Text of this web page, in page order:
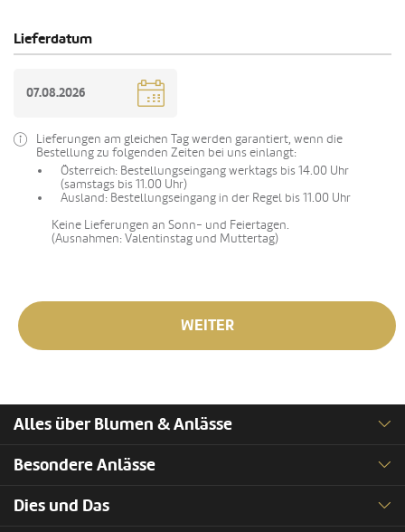
Lieferdatum
Lieferungen am gleichen Tag werden garantiert, wenn die
Bestellung zu folgenden Zeiten bei uns einlangt:
Österreich: Bestellungseingang werktags bis 14.00 Uhr
(samstags bis 11.00 Uhr)
Ausland: Bestellungseingang in der Regel bis 11.00 Uhr
Keine Lieferungen an Sonn- und Feiertagen.
(Ausnahmen: Valentinstag und Muttertag)
WEITER
Alles über Blumen & Anlässe
Besondere Anlässe
Dies und Das